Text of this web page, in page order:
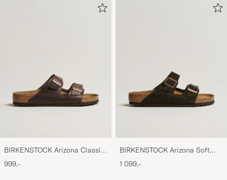
BIRKENSTOCK Arizona Classic
Footbed Habana Oiled Leather
999,-
BIRKENSTOCK Arizona Soft
Footbed Mocca Suede
1 099,-